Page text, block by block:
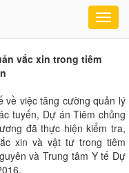
vắc xin trong tiêm
về việc tăng cường quản lý
tuyến, Dự án Tiêm chủng
đã thực hiện kiểm tra,
xin và vật tư trong tiêm
và Trung tâm Y tế Dự